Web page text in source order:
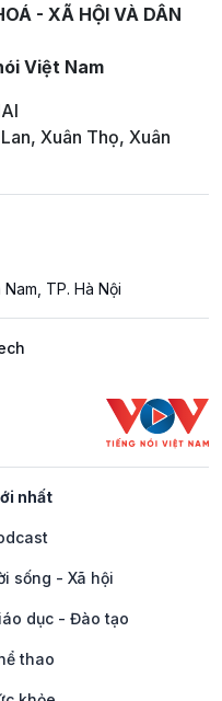
- XÃ HỘI VÀ DÂN
Việt Nam
Xuân Thọ, Xuân
TP. Hà Nội
nhất
sống - Xã hội
dục - Đào tạo
thao